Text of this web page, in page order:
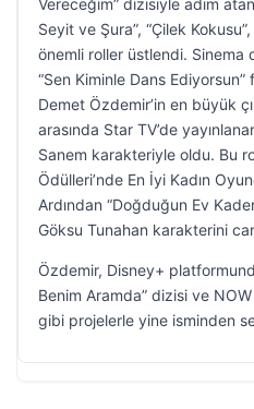
Vereceğim” dizisiyle adım
Seyit ve Şura”, “Çilek
önemli roller üstlendi. Sinema
“Sen Kiminle Dans
Demet Özdemir’in en büyük
arasında Star TV’de
Sanem karakteriyle oldu. Bu
Ödülleri’nde En İyi Kadın
Ardından “Doğduğun Ev
Göksu Tunahan karakterini
Özdemir, Disney+
Benim Aramda” dizisi ve NOW
gibi projelerle yine isminden